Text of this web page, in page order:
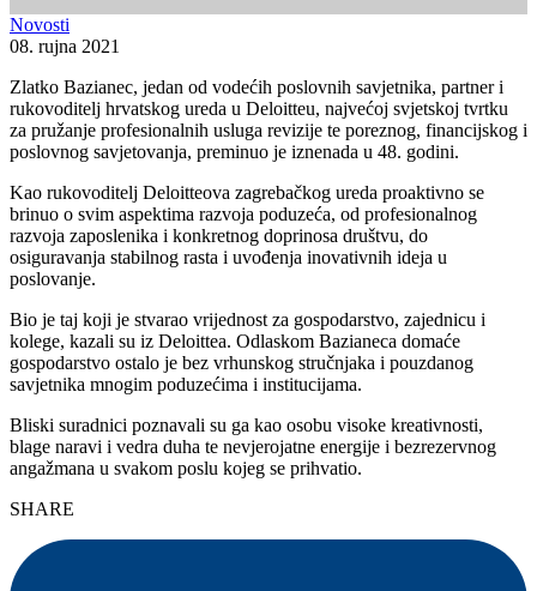
Novosti
08. rujna 2021
Zlatko Bazianec, jedan od vodećih poslovnih savjetnika, partner i
rukovoditelj hrvatskog ureda u Deloitteu, najvećoj svjetskoj tvrtku
za pružanje profesionalnih usluga revizije te poreznog, financijskog i
poslovnog savjetovanja, preminuo je iznenada u 48. godini.
Kao rukovoditelj Deloitteova zagrebačkog ureda proaktivno se
brinuo o svim aspektima razvoja poduzeća, od profesionalnog
razvoja zaposlenika i konkretnog doprinosa društvu, do
osiguravanja stabilnog rasta i uvođenja inovativnih ideja u
poslovanje.
Bio je taj koji je stvarao vrijednost za gospodarstvo, zajednicu i
kolege, kazali su iz Deloittea. Odlaskom Bazianeca domaće
gospodarstvo ostalo je bez vrhunskog stručnjaka i pouzdanog
savjetnika mnogim poduzećima i institucijama.
Bliski suradnici poznavali su ga kao osobu visoke kreativnosti,
blage naravi i vedra duha te nevjerojatne energije i bezrezervnog
angažmana u svakom poslu kojeg se prihvatio.
SHARE